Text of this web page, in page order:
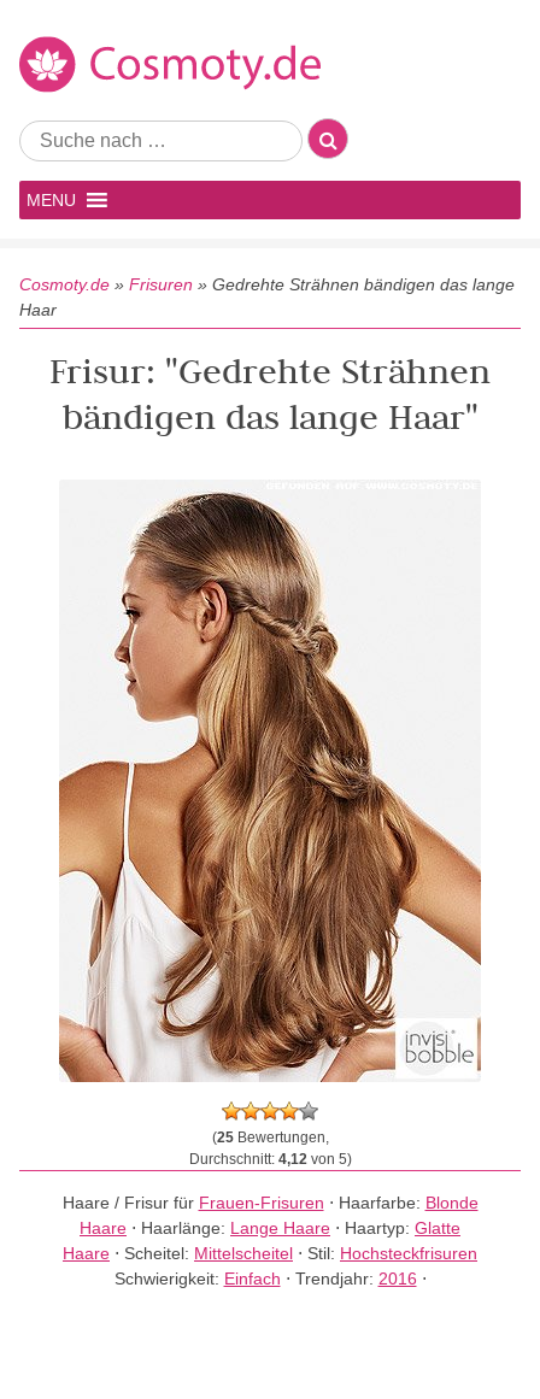
MENU
Cosmoty.de » Frisuren » Gedrehte Strähnen bändigen das lange
Haar
Frisur: "Gedrehte Strähnen
bändigen das lange Haar"
(25Bewertungen,
Durchschnitt: 4,12von 5)
Haare / Frisur für Frauen-Frisuren ⋅ Haarfarbe: Blonde
Haare ⋅ Haarlänge: Lange Haare ⋅ Haartyp: Glatte
Haare ⋅ Scheitel: Mittelscheitel ⋅ Stil: Hochsteckfrisuren
Schwierigkeit: Einfach ⋅ Trendjahr: 2016 ⋅